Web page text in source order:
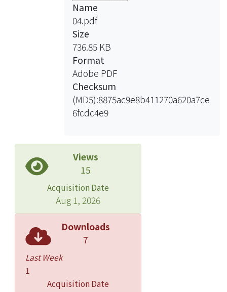
Name
04.pdf
Size
736.85 KB
Format
Adobe PDF
Checksum
(MD5):8875ac9e8b411270a620a7ce
6fcdc4e9
Views
15
Acquisition Date
Aug 1, 2026
Downloads
7
Last Week
1
Acquisition Date